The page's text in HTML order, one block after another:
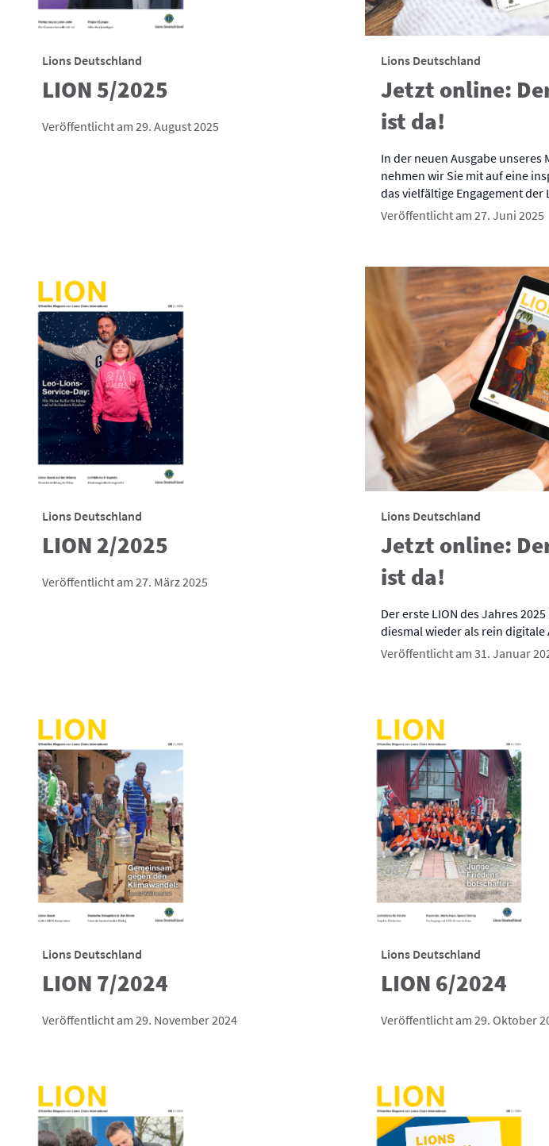
Lions Deutschland
LION 5/2025
Veröffentlicht am 29. August 2025
Lions Deutschland
Jetzt online:
ist da!
In der neuen Ausgabe unseres
nehmen wir Sie mit auf eine
das vielfältige Engagement der
Veröffentlicht am 27. Juni 2025
Lions Deutschland
LION 2/2025
Veröffentlicht am 27. März 2025
Lions Deutschland
Jetzt online:
ist da!
Der erste LION des Jahres
diesmal wieder als rein digitale
Veröffentlicht am 31. Januar
Lions Deutschland
LION 7/2024
Veröffentlicht am 29. November 2024
Lions Deutschland
LION 6/2024
Veröffentlicht am 29. Oktober